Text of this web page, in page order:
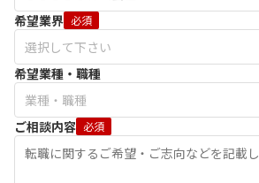
希望業界 必須
希望業種・職種
ご相談内容 必須